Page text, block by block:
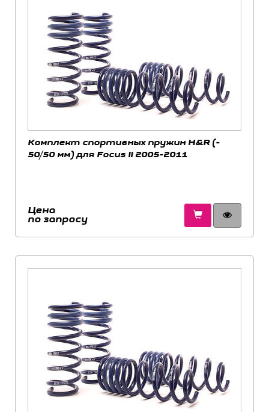
Комплект спортивных пружин H&R (-
50/50 мм) для Focus II 2005-2011
Цена
по запросу